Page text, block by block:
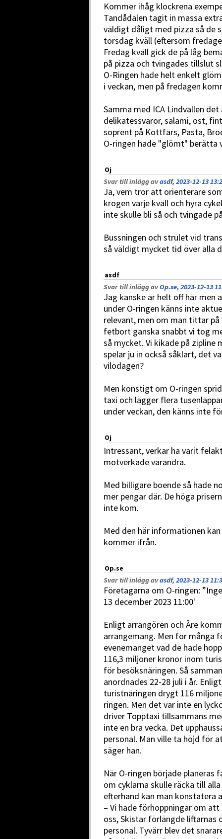
Kommer ihåg klockrena
Tandådalen tagit in massa
väldigt dåligt med pizza så de
torsdag kväll (eftersom
Fredag kväll gick de på låg
på pizza och tvingades tillslut
O-Ringen hade helt enkelt
i veckan, men på fredagen
Samma med ICA Lindvallen
delikatessvaror, salami, ost,
soprent på Köttfärs, Pasta,
O-ringen hade "glömt" berätta
Oj
Svar till inlägg avasdf, 2023-12-13
Ja, vem tror att orienterare
krogen varje kväll och hyra
inte skulle bli så och tvingade
Bussningen och strulet vid
så väldigt mycket tid över alla
asdf
Svar till inlägg avOp.se, 2023-12-13
Jag kanske är helt off här
under O-ringen känns inte
relevant, men om man tittar
fetbort ganska snabbt vi tog
så mycket. Vi kikade på zipline
spelar ju in också såklart, det
vilodagen?
Men konstigt om O-ringen
taxi och lägger flera
under veckan, den känns inte
Oj
Intressant, verkar ha varit
motverkade varandra.
Med billigare boende så hade
mer pengar där. De höga
inte kom.
Med den här informationen
kommer ifrån.
Op.se
Svar till inlägg avasdf, 2023-12-13
Företagarna om O-ringen:
13 december 2023 11:00'
Enligt arrangören och Åre
arrangemang. Men för många
evenemanget vad de hade
116,3 miljoner kronor inom
för besöksnäringen. Så
anordnades 22-28 juli i år.
turistnäringen drygt 116
ringen. Men det var inte en
driver Topptaxi tillsammans
inte en bra vecka. Det
personal. Man ville ta höjd för
säger han.
När O-ringen började planeras
om cyklarna skulle räcka till
efterhand kan man
– Vi hade förhoppningar om
oss, Skistar förlängde
personal. Tyvärr blev det